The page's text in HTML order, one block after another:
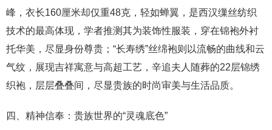
峰，衣长160厘米却仅重48克，轻如蝉翼，是西汉缫丝纺织
技术的最高体现，学者推测其为装饰性服装，穿在锦袍外衬
托华美，尽显身份尊贵；“长寿绣”丝绵袍则以流畅的曲线和云
气纹，展现吉祥寓意与高超工艺，辛追夫人随葬的22层锦绣
织袍，层层叠叠间，尽显贵族的时尚审美与生活品质。
四、精神信奉：贵族世界的“灵魂底色”